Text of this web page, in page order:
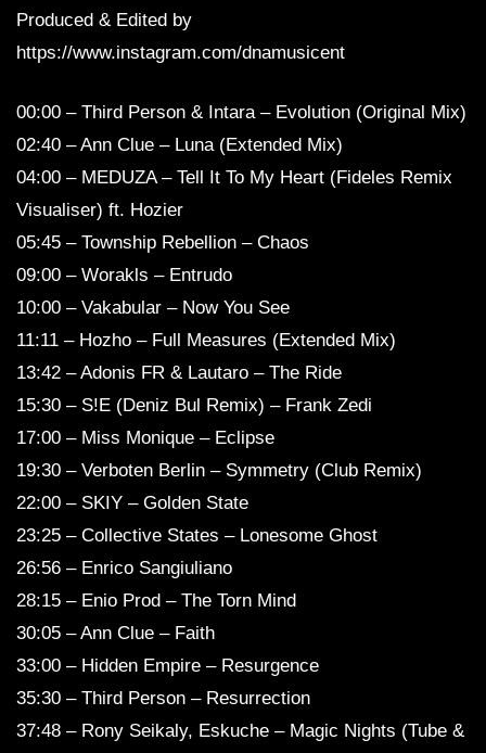
Produced & Edited by
https://www.instagram.com/dnamusicent
00:00 – Third Person & Intara – Evolution (Original Mix)
02:40 – Ann Clue – Luna (Extended Mix)
04:00 – MEDUZA – Tell It To My Heart (Fideles Remix
Visualiser) ft. Hozier
05:45 – Township Rebellion – Chaos
09:00 – Worakls – Entrudo
10:00 – Vakabular – Now You See
11:11 – Hozho – Full Measures (Extended Mix)
13:42 – Adonis FR & Lautaro – The Ride
15:30 – S!E (Deniz Bul Remix) – Frank Zedi
17:00 – Miss Monique – Eclipse
19:30 – Verboten Berlin – Symmetry (Club Remix)
22:00 – SKIY – Golden State
23:25 – Collective States – Lonesome Ghost
26:56 – Enrico Sangiuliano
28:15 – Enio Prod – The Torn Mind
30:05 – Ann Clue – Faith
33:00 – Hidden Empire – Resurgence
35:30 – Third Person – Resurrection
37:48 – Rony Seikaly, Eskuche – Magic Nights (Tube &